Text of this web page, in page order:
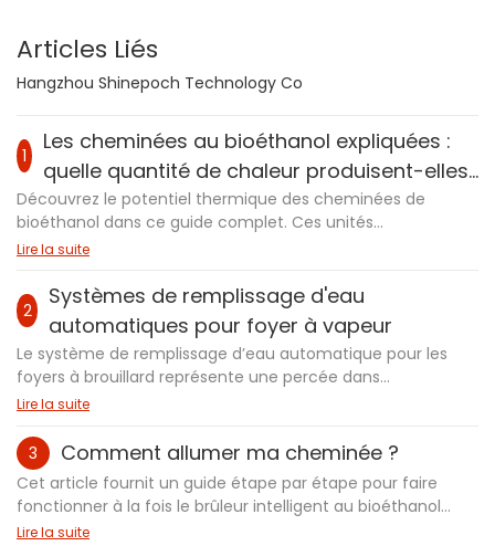
Articles Liés
Hangzhou Shinepoch Technology Co
1
Les cheminées au bioéthanol expliquées :
quelle quantité de chaleur produisent-elles
réellement ?
Découvrez le potentiel thermique des cheminées de
bioéthanol dans ce guide complet. Ces unités
respectueuses de l'environnement, brûlant du carburant
moyen de 2 kW à 5 kW (6 800 à 17 000 BTU), ce qui les rend
idéaux pour un chauffage supplémentaire dans les petites
à moyennes pièces. Parfait pour créer une atmosphère
confortable, leur efficacité dépend de la taille de la pièce,
de l'isolation et de la conception du brûleur. Bien que ce ne
soit pas des sources de chaleur primaires, les cheminées
de bioéthanol mélangent l'esthétique moderne avec les
fonctionnalités. Explorez des modèles top comme la
cheminée de bioéthanol intelligente de 72 pouces pour
une chaleur et un style améliorés. Transformez votre
espace aujourd'hui avec cette solution de chauffage
Lire la suite
2
Systèmes de remplissage d'eau
automatiques pour foyer à vapeur
Le système de remplissage d’eau automatique pour les
foyers à brouillard représente une percée dans
l’intelligence des appareils électroménagers. D'une simple
pompe sans effort et remplir avec précision le réservoir
d'eau du foyer. Ce système innovant élimine les tracas
traditionnels liés au remplissage d'eau, grâce à des
mécanismes intelligents de détection du niveau de liquide
et de protection contre les débordements. En combinant
Lire la suite
3 Comment allumer ma cheminée ?
Cet article fournit un guide étape par étape pour faire
fonctionner à la fois le brûleur intelligent au bioéthanol
(cheminée à l'éthanol) et le foyer à vapeur (cheminée à
Lire la suite